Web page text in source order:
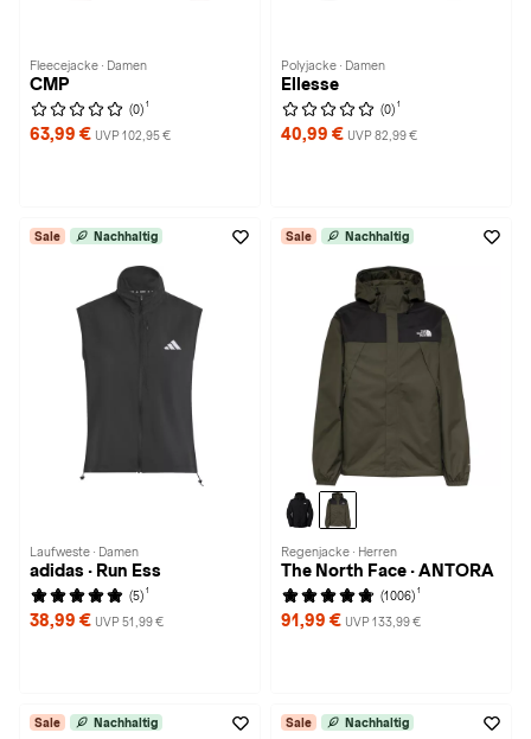
Fleecejacke · Damen
CMP
(0) 1
63,99 € UVP 102,95 €
Polyjacke · Damen
Ellesse
(0) 1
40,99 € UVP 82,99 €
Sale Nachhaltig
Laufweste · Damen
adidas · Run Ess
(5) 1
38,99 € UVP 51,99 €
Sale Nachhaltig
Regenjacke · Herren
The North Face · ANTORA
(1006) 1
91,99 € UVP 133,99 €
Sale Nachhaltig Sale Nachhaltig